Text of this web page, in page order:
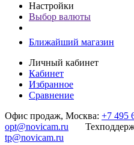
Настройки
Выбор валюты
Ближайший магазин
Личный кабинет
Кабинет
Избранное
Сравнение
Офис продаж, Москва: +7 495
opt@novicam.ru
tp@novicam.ru